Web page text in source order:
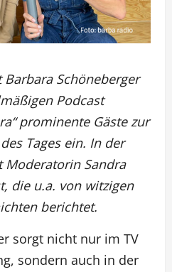
Schöneberger
Podcast
prominente Gäste zur
Tages ein. In der
Moderatorin Sandra
die u.a. von witzigen
berichtet.
sorgt nicht nur im TV
sondern auch in der